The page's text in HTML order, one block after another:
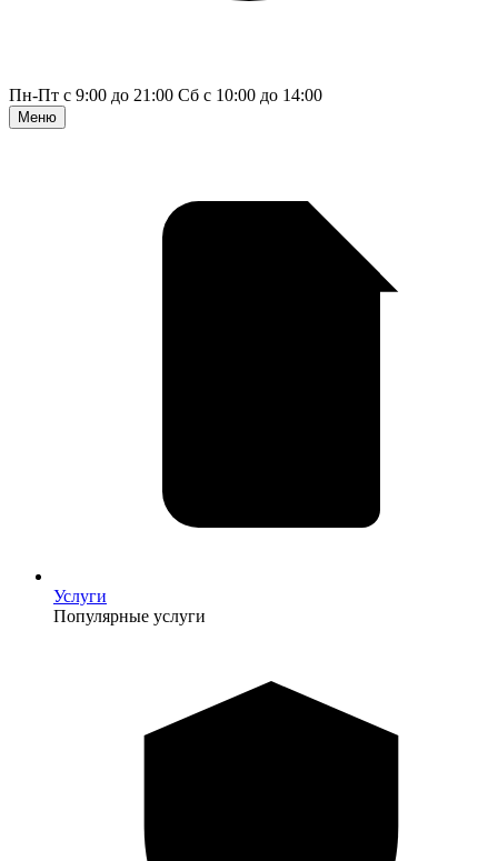
Пн-Пт с 9:00 до 21:00 Сб с 10:00 до 14:00
Меню
Услуги
Популярные услуги